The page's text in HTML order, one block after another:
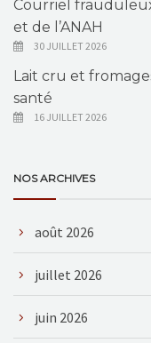
Courriel
et de l’ANAH
30 JUILLET 2026
Lait cru et
santé
16 JUILLET 2026
NOS ARCHIVES
août 2026
juillet 2026
juin 2026